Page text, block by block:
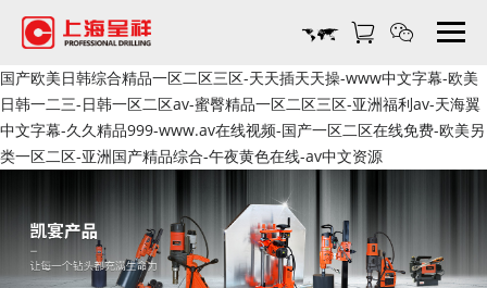
国产欧美日韩综合精品一区二区三区-天天插天天操-www中文字幕-欧美
日韩一二三-日韩一区二区av-蜜臀精品一区二区三区-亚洲福利av-天海翼
中文字幕-久久精品999-www.av在线视频-国产一区二区在线免费-欧美另
类一区二区-亚洲国产精品综合-午夜黄色在线-av中文资源
座
鉆
生
產
海